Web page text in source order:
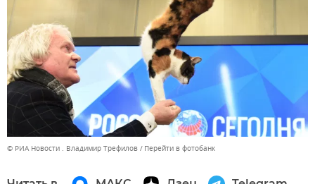
© РИА Новости . Владимир Трефилов Перейти в фотобанк